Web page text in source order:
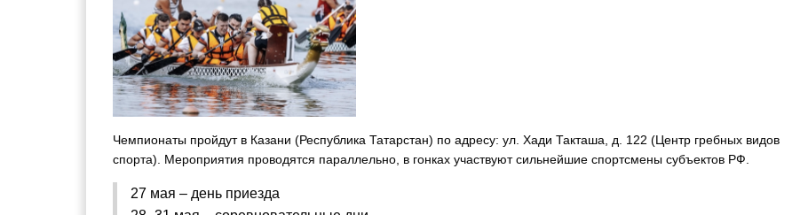
Чемпионаты пройдут в Казани (Республика Татарстан) по адресу: ул. Хади Такташа, д. 122 (Центр гребных видов
спорта). Мероприятия проводятся параллельно, в гонках участвуют сильнейшие спортсмены субъектов РФ.
27 мая – день приезда